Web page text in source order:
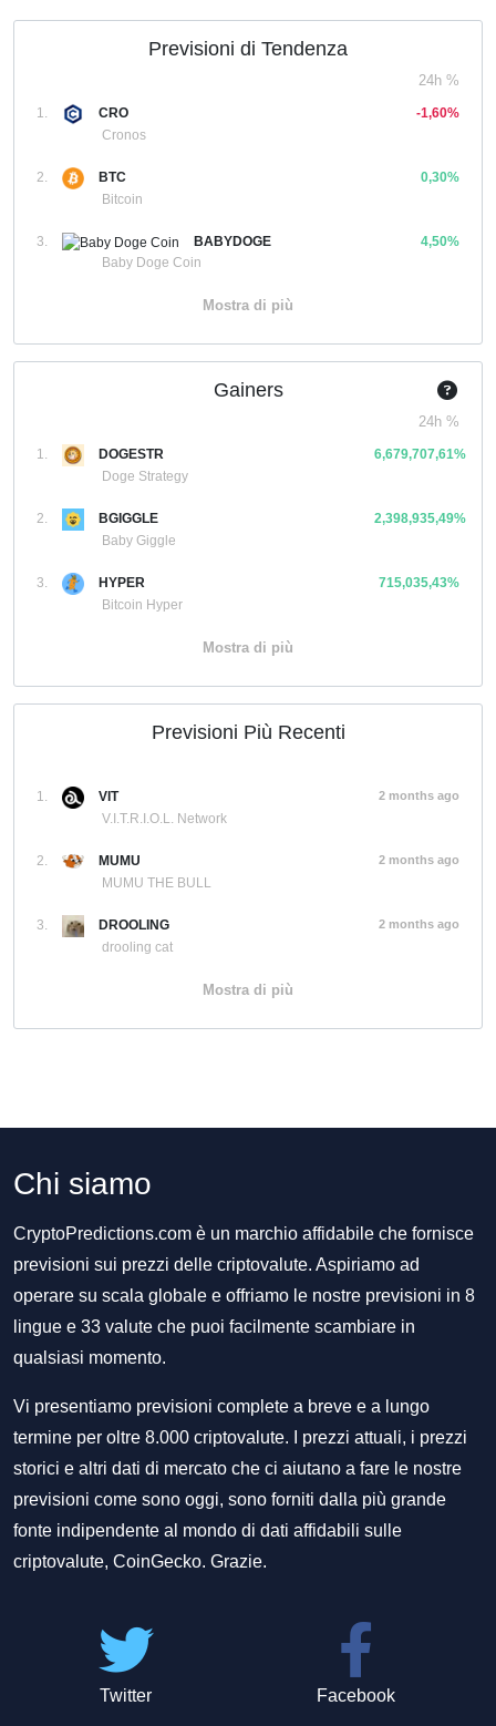
Previsioni di Tendenza
24h %
1.
CRO
Cronos
-1,60%
2.
BTC
Bitcoin
0,30%
3.
BABYDOGE
Baby Doge Coin
4,50%
Mostra di più
Gainers
24h %
1.
DOGESTR
Doge Strategy
6,679,707,61%
2.
BGIGGLE
Baby Giggle
2,398,935,49%
3.
HYPER
Bitcoin Hyper
715,035,43%
Mostra di più
Previsioni Più Recenti
1.
VIT
V.I.T.R.I.O.L. Network
2 months ago
2.
MUMU
MUMU THE BULL
2 months ago
3.
DROOLING
drooling cat
2 months ago
Mostra di più
Chi siamo
CryptoPredictions.com è un marchio affidabile che fornisce
previsioni sui prezzi delle criptovalute. Aspiriamo ad
operare su scala globale e offriamo le nostre previsioni in 8
lingue e 33 valute che puoi facilmente scambiare in
qualsiasi momento.
Vi presentiamo previsioni complete a breve e a lungo
termine per oltre 8.000 criptovalute. I prezzi attuali, i prezzi
storici e altri dati di mercato che ci aiutano a fare le nostre
previsioni come sono oggi, sono forniti dalla più grande
fonte indipendente al mondo di dati affidabili sulle
criptovalute, CoinGecko. Grazie.
Twitter Facebook